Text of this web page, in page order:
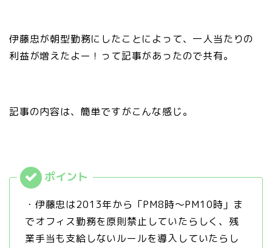
伊藤忠が朝型勤務にしたことによって、一人当たりの
利益が増えたよー！って記事があったので共有。
記事の内容は、簡単ですがこんな感じ。
・伊藤忠は2013年から「PM8時〜PM10時」ま
でオフィス勤務を原則禁止していたらしく、残
業手当も支給しないルールを導入していたらし